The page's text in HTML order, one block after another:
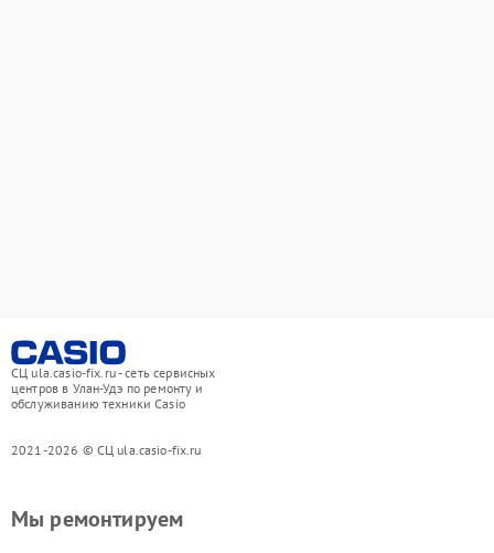
СЦ ula.casio-fix.ru - сеть сервисных
центров в Улан-Удэ по ремонту и
обслуживанию техники Casio
2021-2026 © СЦ ula.casio-fix.ru
Мы ремонтируем